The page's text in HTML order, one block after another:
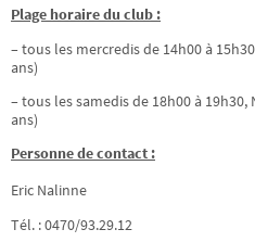
Plage horaire du club :
– tous les mercredis de 14h00 à
ans)
– tous les samedis de 18h00 à
ans)
Personne de contact :
Eric Nalinne
Tél. : 0470/93.29.12